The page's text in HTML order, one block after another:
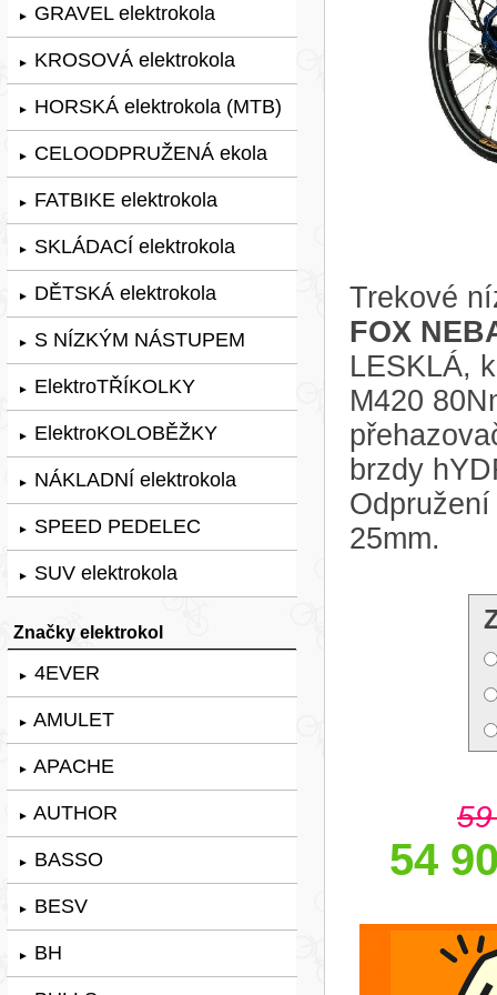
► GRAVEL elektrokola
► KROSOVÁ elektrokola
► HORSKÁ elektrokola (MTB)
► CELOODPRUŽENÁ ekola
► FATBIKE elektrokola
► SKLÁDACÍ elektrokola
► DĚTSKÁ elektrokola
► S NÍZKÝM NÁSTUPEM
► ElektroTŘÍKOLKY
► ElektroKOLOBĚŽKY
► NÁKLADNÍ elektrokola
► SPEED PEDELEC
► SUV elektrokola
Značky elektrokol
► 4EVER
► AMULET
► APACHE
► AUTHOR
► BASSO
► BESV
► BH
Trekové
FOX
LESKLÁ,
M420
brzdy
25mm.
54